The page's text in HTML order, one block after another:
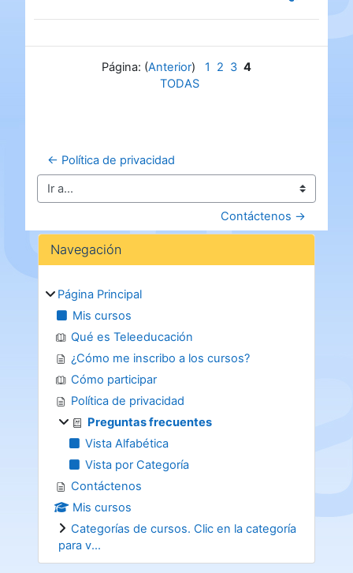
Página: (Anterior) 1 2 3 4
TODAS
← Política de privacidad
Ir a...
Contáctenos →
Bloques
Salta Navegación
Navegación
Página Principal
Mis cursos
Qué es Teleeducación
¿Cómo me inscribo a los cursos?
Cómo participar
Política de privacidad
Preguntas frecuentes
Vista Alfabética
Vista por Categoría
Contáctenos
Mis cursos
Categorías de cursos. Clic en la categoría
para v...